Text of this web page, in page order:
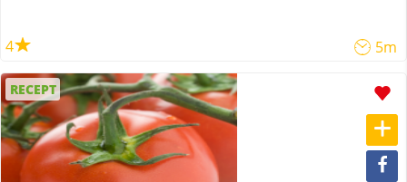
4 5m
RECEPT